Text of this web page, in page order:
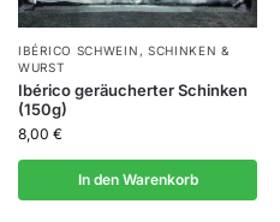
IBÉRICO SCHWEIN , SCHINKEN &
WURST
Ibérico geräucherter Schinken
(150g)
8,00 €
In den Warenkorb